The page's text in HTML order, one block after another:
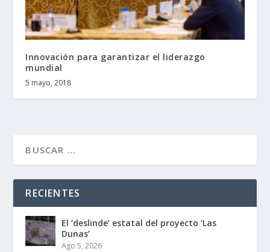
Innovación para garantizar el liderazgo
mundial
5 mayo, 2018
RECIENTES
El ‘deslinde’ estatal del proyecto ‘Las
Dunas’
Ago 5, 2026